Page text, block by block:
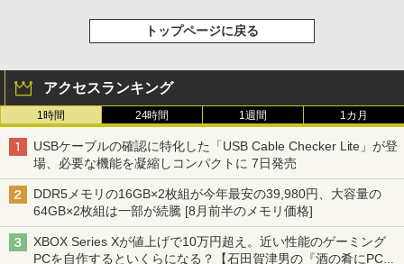
トップページに戻る
アクセスランキング
1時間 24時間 1週間 1カ月
USBケーブルの確認に特化した「USB Cable Checker Lite」が登
場、必要な機能を凝縮しコンパクトに 7日発売
DDR5メモリの16GB×2枚組が今年最安の39,980円、大容量の
64GB×2枚組は一部が続騰 [8月前半のメモリ価格]
XBOX Series Xが値上げで10万円超え。近い性能のゲーミング
PCを自作するといくらになる？【石田賀津男の『酒の肴にPCゲ